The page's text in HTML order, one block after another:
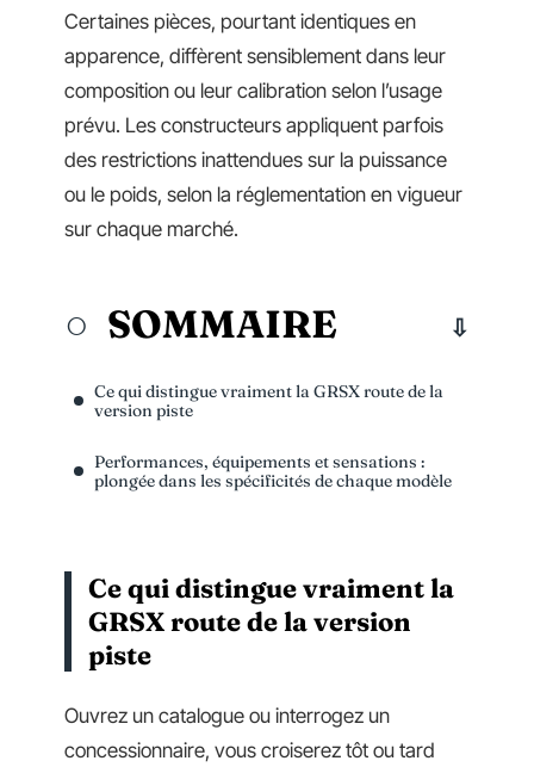
Certaines pièces, pourtant identiques en
apparence, diffèrent sensiblement dans leur
composition ou leur calibration selon l’usage
prévu. Les constructeurs appliquent parfois
des restrictions inattendues sur la puissance
ou le poids, selon la réglementation en vigueur
sur chaque marché.
SOMMAIRE
Ce qui distingue vraiment la GRSX route de la
version piste
Performances, équipements et sensations :
plongée dans les spécificités de chaque modèle
Ce qui distingue vraiment la
GRSX route de la version
piste
Ouvrez un catalogue ou interrogez un
concessionnaire, vous croiserez tôt ou tard